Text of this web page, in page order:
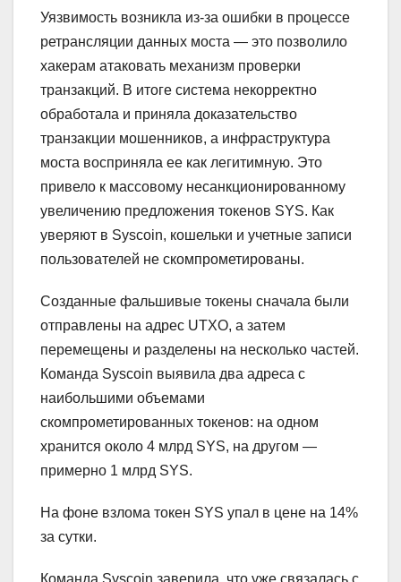
Уязвимость возникла из‑за ошибки в процессе
ретрансляции данных моста — это позволило
хакерам атаковать механизм проверки
транзакций. В итоге система некорректно
обработала и приняла доказательство
транзакции мошенников, а инфраструктура
моста восприняла ее как легитимную. Это
привело к массовому несанкционированному
увеличению предложения токенов SYS. Как
уверяют в Syscoin, кошельки и учетные записи
пользователей не скомпрометированы.
Созданные фальшивые токены сначала были
отправлены на адрес UTXO, а затем
перемещены и разделены на несколько частей.
Команда Syscoin выявила два адреса с
наибольшими объемами
скомпрометированных токенов: на одном
хранится около 4 млрд SYS, на другом —
примерно 1 млрд SYS.
На фоне взлома токен SYS упал в цене на 14%
за сутки.
Команда Syscoin заверила, что уже связалась с